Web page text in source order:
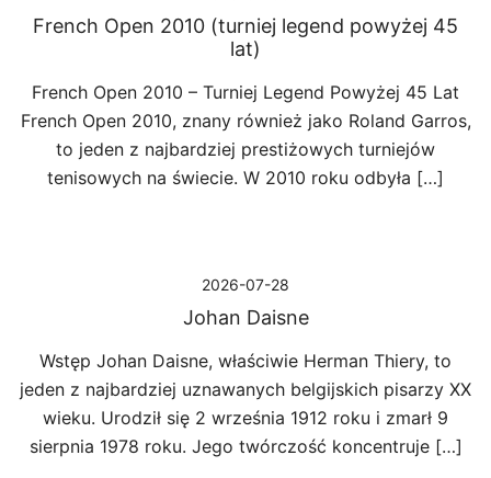
French Open 2010 (turniej legend powyżej 45
lat)
French Open 2010 – Turniej Legend Powyżej 45 Lat
French Open 2010, znany również jako Roland Garros,
to jeden z najbardziej prestiżowych turniejów
tenisowych na świecie. W 2010 roku odbyła […]
2026-07-28
Johan Daisne
Wstęp Johan Daisne, właściwie Herman Thiery, to
jeden z najbardziej uznawanych belgijskich pisarzy XX
wieku. Urodził się 2 września 1912 roku i zmarł 9
sierpnia 1978 roku. Jego twórczość koncentruje […]